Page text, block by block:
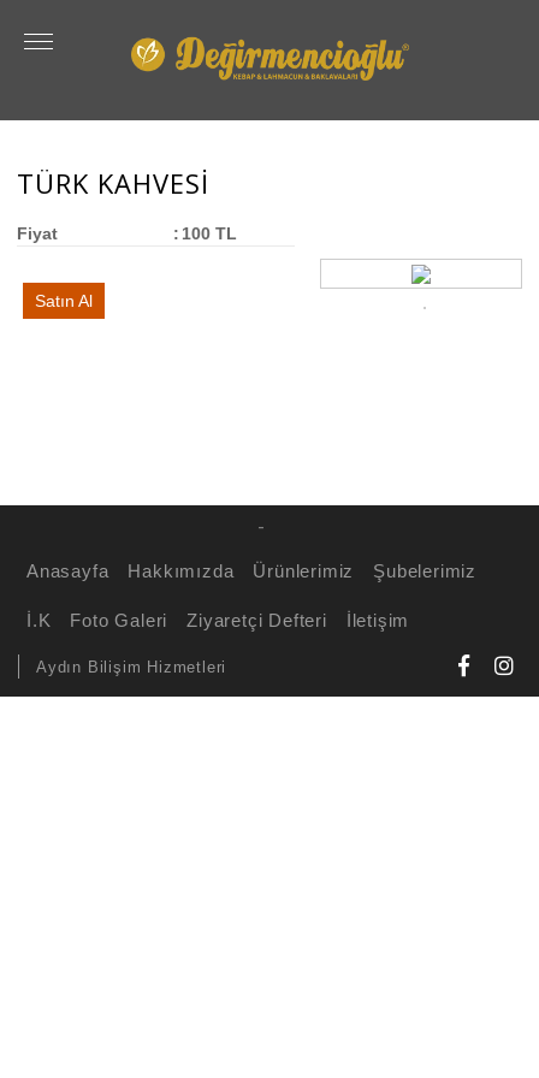
TÜRK KAHVESİ
Fiyat : 100 TL
Satın Al
-
Anasayfa Hakkımızda Ürünlerimiz Şubelerimiz
İ.K Foto Galeri Ziyaretçi Defteri İletişim
Aydın Bilişim Hizmetleri